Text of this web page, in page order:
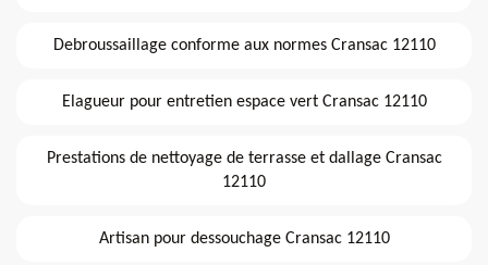
Debroussaillage conforme aux normes Cransac 12110
Elagueur pour entretien espace vert Cransac 12110
Prestations de nettoyage de terrasse et dallage Cransac
12110
Artisan pour dessouchage Cransac 12110